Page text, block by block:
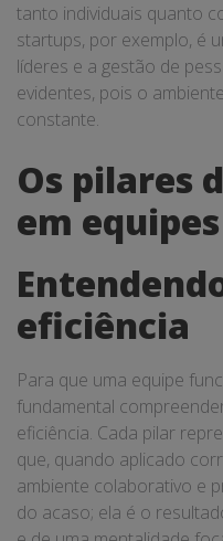
tanto individuais quanto
startups, por exemplo, é
líderes e a gestão de
evidentes, pois o
constante.
Os pilares
em equipes
eficiência
Para que uma equipe
fundamental
eficiência. Cada pilar
que, quando aplicado
ambiente colaborativo e
do acaso; ela é o